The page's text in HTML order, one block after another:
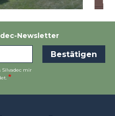
Newsletter
Silvadec mir